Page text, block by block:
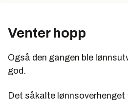
Venter hopp
Også den gangen ble
god.
Det såkalte lønnsoverhenget